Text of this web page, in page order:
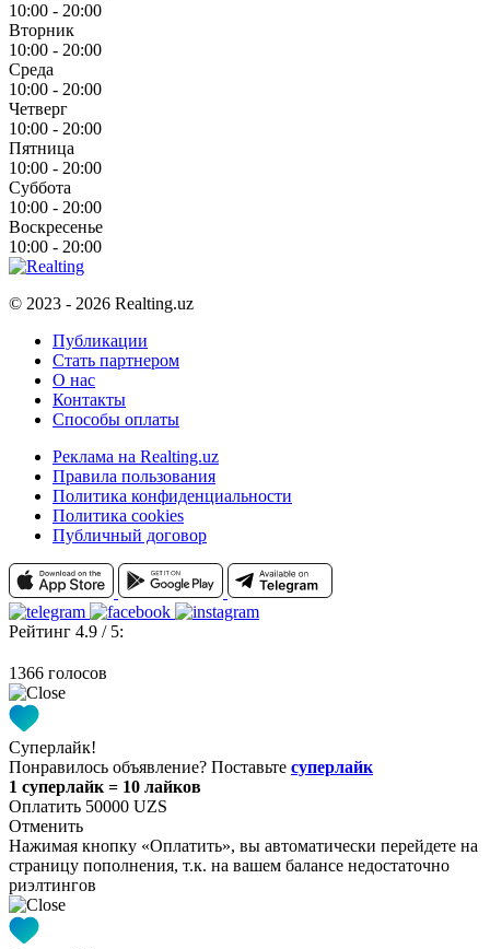
10:00 - 20:00
Вторник
10:00 - 20:00
Среда
10:00 - 20:00
Четверг
10:00 - 20:00
Пятница
10:00 - 20:00
Суббота
10:00 - 20:00
Воскресенье
10:00 - 20:00
© 2023 - 2026 Realting.uz
Публикации
Стать партнером
О нас
Контакты
Способы оплаты
Реклама на Realting.uz
Правила пользования
Политика конфиденциальности
Политика cookies
Публичный договор
Рейтинг 4.9 / 5:
1366 голосов
Суперлайк!
Понравилось объявление? Поставьте суперлайк
1 суперлайк = 10 лайков
Оплатить 50000 UZS
Отменить
Нажимая кнопку «Оплатить», вы автоматически перейдете на
страницу пополнения, т.к. на вашем балансе недостаточно
риэлтингов